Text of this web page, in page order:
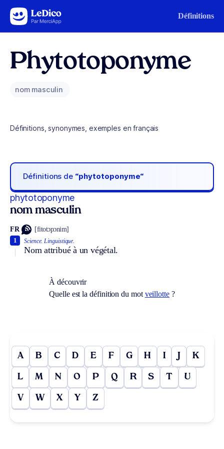
Aller au contenu Définitions
Phytotoponyme
nom masculin
Définitions, synonymes, exemples en français
Définitions de “phytotoponyme“
phytotoponyme
nom masculin
FR [fitotɔpɔnim]
Science. Linguistique.
Nom attribué à un végétal.
1
À découvrir
Quelle est la définition du mot veillotte?
A B C D E F G H I J K
L M N O P Q R S T U
V W X Y Z